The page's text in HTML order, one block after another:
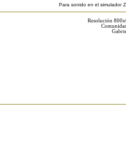
Para sonido en el simulador
Resolución